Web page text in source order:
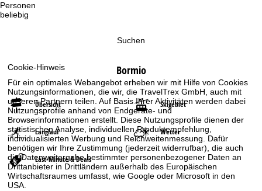
Cookie-Hinweis
Für ein optimales Webangebot erheben wir mit Hilfe von Cookies
Nutzungsinformationen, die wir, die TravelTrex GmbH, auch mit
unseren Partnern teilen. Auf Basis Ihrer Aktivitäten werden dabei
Nutzungsprofile anhand von Endgeräte- und
Browserinformationen erstellt. Diese Nutzungsprofile dienen der
statistischen Analyse, individuellen Produktempfehlung,
individualisierten Werbung und Reichweitenmessung. Dafür
benötigen wir Ihre Zustimmung (jederzeit widerrufbar), die auch
die Datenweitergabe bestimmter personenbezogener Daten an
Drittanbieter in Drittländern außerhalb des Europäischen
Wirtschaftsraumes umfasst, wie Google oder Microsoft in den
USA.
Personen
beliebig
Suchen
Bormio
Übersicht Skigebiet
Langlauf Wetter
Last-Minute & Deals